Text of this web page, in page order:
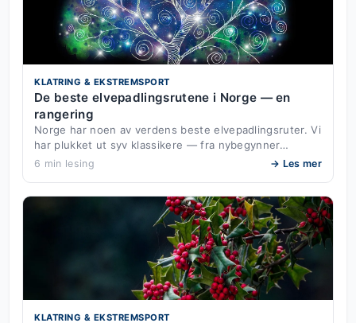
KLATRING & EKSTREMSPORT
De beste elvepadlingsrutene i Norge — en
rangering
Norge har noen av verdens beste elvepadlingsruter. Vi
har plukket ut syv klassikere — fra nybegynner…
6 min lesing → Les mer
KLATRING & EKSTREMSPORT